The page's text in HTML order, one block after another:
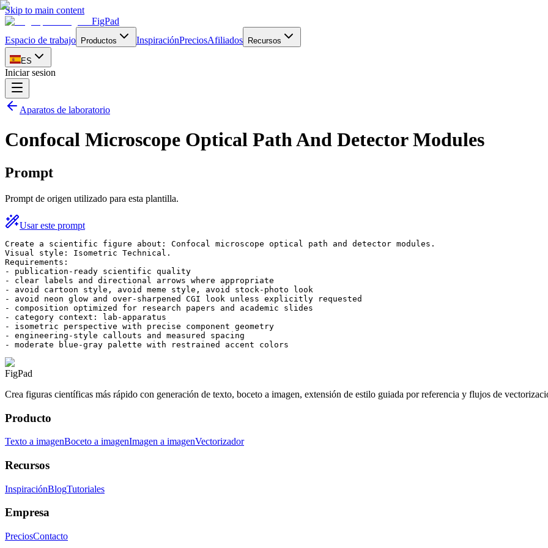
Skip to main content
FigPad
Espacio de trabajo
Productos InspiraciónPreciosAfiliados Recursos
ES
Iniciar sesion
Aparatos de laboratorio
Confocal Microscope Optical Path And Detector Modules
Prompt
Prompt de origen utilizado para esta plantilla.
Usar este prompt
Create a scientific figure about: Confocal microscope optical path and detector modules.
Visual style: Isometric Technical.
Requirements:
- publication-ready scientific quality
- clear labels and directional arrows where appropriate
- avoid cartoon style, avoid meme style, avoid stock-photo look
- avoid neon glow and over-sharpened CGI look unless explicitly requested
- composition optimized for research papers and academic slides
- category context: lab-apparatus
- isometric perspective with precise component geometry
- engineering-style callouts and measured spacing
- moderate blue-gray palette with restrained accent colors
FigPad
Crea figuras científicas más rápido con generación de texto, boceto a imagen, extensión de estilo guiada por referencia y flujos de
Producto
Texto a imagenBoceto a imagenImagen a imagenVectorizador
Recursos
InspiraciónBlogTutoriales
Empresa
PreciosContacto